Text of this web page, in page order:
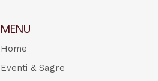
MENU
Home
Eventi & Sagre